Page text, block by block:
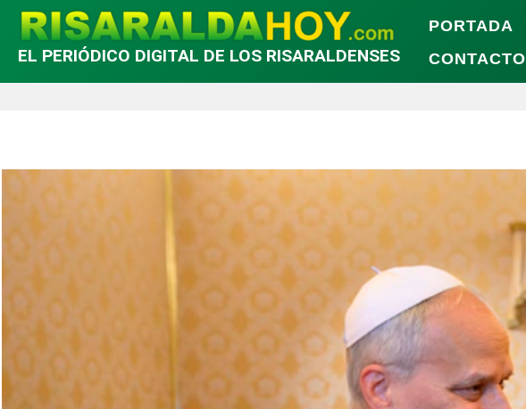
EL PERIÓDICO DIGITAL DE LOS RISARALDENSES
PORTADA
CONTACTO